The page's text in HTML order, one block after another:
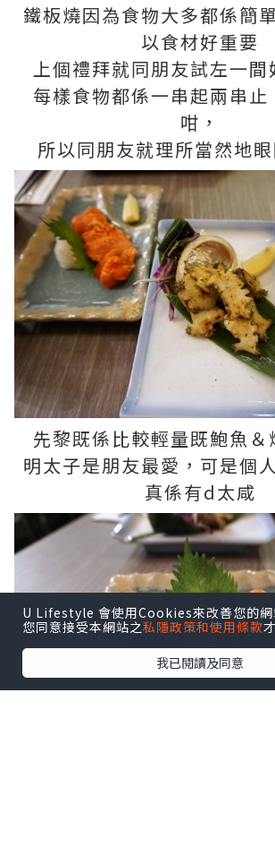
鐵板燒因為食物大多都係簡
以食材好重要
上個禮拜就同朋友試左一間
每樣食物都係一串起兩串止
咁，
所以同朋友就理所當然地
先黎既係比較輕量既鮑魚＆
明太子是朋友最愛，可是個
真係有d太咸
U Lifestyle 會使用Cookies來改善您的網
您同意接受本網站之私隱政策和使用條款
我已閱讀及同意